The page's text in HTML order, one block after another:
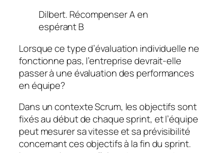
Dilbert. Récompenser A en
espérant B
Lorsque ce type d’évaluation individuelle ne
fonctionne pas, l’entreprise devrait-elle
passer à une évaluation des performances
en équipe?
Dans un contexte Scrum, les objectifs sont
fixés au début de chaque sprint, et l’équipe
peut mesurer sa vitesse et sa prévisibilité
concernant ces objectifs à la fin du sprint.